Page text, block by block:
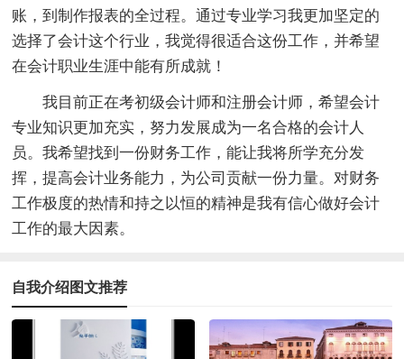
账，到制作报表的全过程。通过专业学习我更加坚定的
选择了会计这个行业，我觉得很适合这份工作，并希望
在会计职业生涯中能有所成就！
我目前正在考初级会计师和注册会计师，希望会计
专业知识更加充实，努力发展成为一名合格的会计人
员。我希望找到一份财务工作，能让我将所学充分发
挥，提高会计业务能力，为公司贡献一份力量。对财务
工作极度的热情和持之以恒的精神是我有信心做好会计
工作的最大因素。
自我介绍图文推荐